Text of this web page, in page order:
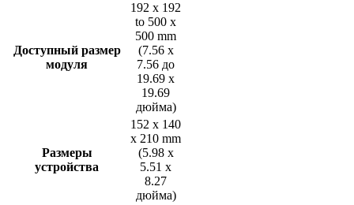
Доступный размер
модуля
192 x 192
to 500 x
500 mm
(7.56 x
7.56 до
19.69 x
19.69
дюйма)
Размеры
устройства
152 x 140
x 210 mm
(5.98 x
5.51 x
8.27
дюйма)